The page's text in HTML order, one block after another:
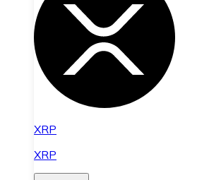
XRP
XRP